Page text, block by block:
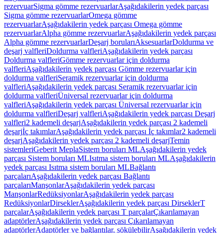
rezervuarSigma gömme rezervuarlarAşağıdakilerin yedek parçası
Sigma gömme rezervuarlarOmega gömme
rezervuarlarAşağıdakilerin yedek parçası Omega gömme
rezervuarlarAlpha gömme rezervuarlarAşağıdakilerin yedek parçası
Alpha gömme rezervuarlarDeşarj borularıAksesuarlarDoldurma ve
deşarj valfleriDoldurma valfleriAşağıdakilerin yedek parçası
Doldurma valfleriGömme rezervuarlar için doldurma
valfleriAşağıdakilerin yedek parçası Gömme rezervuarlar için
doldurma valfleriSeramik rezervuarlar için doldurma
valfleriAşağıdakilerin yedek parçası Seramik rezervuarlar için
doldurma valfleriÜniversal rezervuarlar için doldurma
valfleriAşağıdakilerin yedek parçası Üniversal rezervuarlar için
doldurma valfleriDeşarj valfleriAşağıdakilerin yedek parçası Deşarj
valfleri2 kademeli deşarjAşağıdakilerin yedek parçası 2 kademeli
deşarjİç takımlarAşağıdakilerin yedek parçası İç takımlar2 kademeli
deşarjAşağıdakilerin yedek parçası 2 kademeli deşarjTemin
sistemleriGeberit MeplaSistem boruları MLAşağıdakilerin yedek
parçası Sistem boruları MLIsıtma sistem boruları MLAşağıdakilerin
yedek parçası Isıtma sistem boruları MLBağlantı
parçalarıAşağıdakilerin yedek parçası Bağlantı
parçalarıManşonlarAşağıdakilerin yedek parçası
ManşonlarRedüksiyonlarAşağıdakilerin yedek parçası
RedüksiyonlarDirseklerAşağıdakilerin yedek parçası DirseklerT
parçalarAşağıdakilerin yedek parçası T parçalarÇıkarılamayan
adaptörlerAşağıdakilerin yedek parçası Çıkarılamayan
adaptörlerAdaptörler ve bağlantılar, sökülebilirAşağıdakilerin yedek